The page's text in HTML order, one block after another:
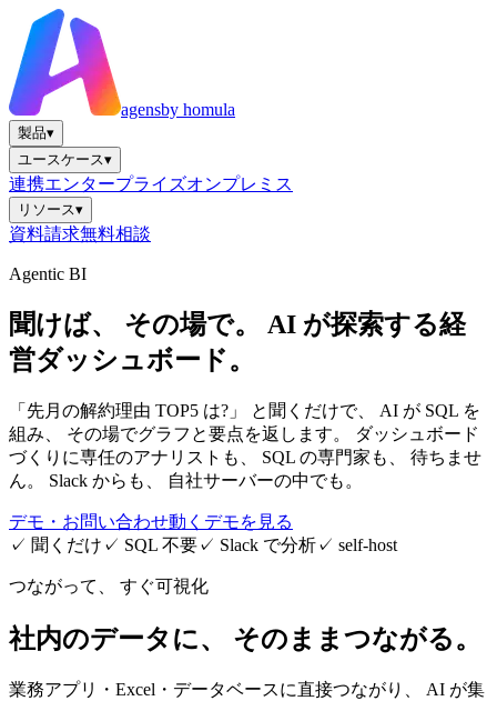
agensby homula
製品▾
ユースケース▾
連携エンタープライズオンプレミス
リソース▾
資料請求無料相談
Agentic BI
聞けば、 その場で。 AI が探索する経
営ダッシュボード。
「先月の解約理由 TOP5 は?」 と聞くだけで、 AI が SQL を
組み、 その場でグラフと要点を返します。 ダッシュボード
づくりに専任のアナリストも、 SQL の専門家も、 待ちませ
ん。 Slack からも、 自社サーバーの中でも。
デモ・お問い合わせ動くデモを見る
✓ 聞くだけ ✓ SQL 不要✓ Slack で分析✓ self-host
つながって、 すぐ可視化
社内のデータに、 そのままつながる。
業務アプリ・Excel・データベースに直接つながり、 AI が集